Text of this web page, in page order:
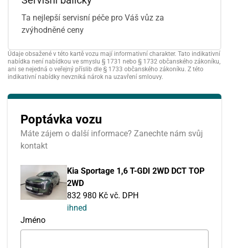
Ta nejlepší servisní péče pro Váš vůz za
zvýhodněné ceny
Údaje obsažené v této kartě vozu mají informativní charakter. Tato indikativní
nabídka není nabídkou ve smyslu § 1731 nebo § 1732 občanského zákoníku,
ani se nejedná o veřejný příslib dle § 1733 občanského zákoníku. Z této
indikativní nabídky nevzniká nárok na uzavření smlouvy.
Poptávka vozu
Máte zájem o další informace? Zanechte nám svůj
kontakt
Kia Sportage 1,6 T-GDI 2WD DCT TOP
2WD
832 980 Kč vč. DPH
ihned
Jméno